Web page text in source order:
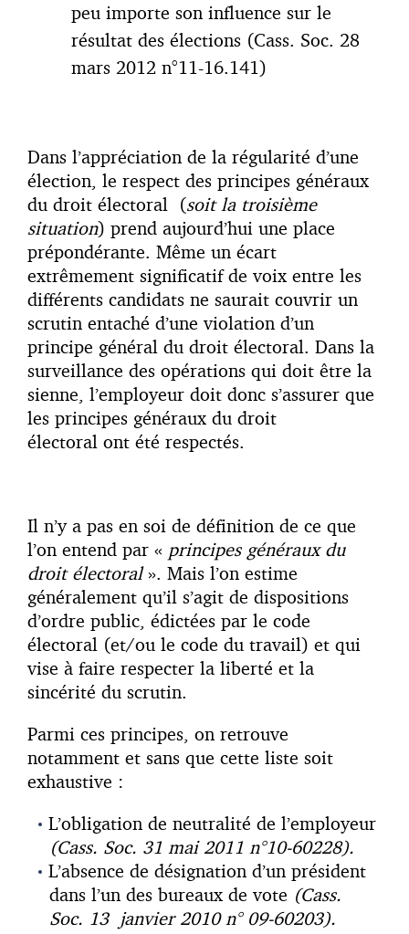
peu importe son influence sur le
résultat des élections (Cass. Soc. 28
mars 2012 n°11-16.141)
Dans l’appréciation de la régularité d’une
élection, le respect des principes généraux
du droit électoral (soit la troisième
situation) prend aujourd’hui une place
prépondérante. Même un écart
extrêmement significatif de voix entre les
différents candidats ne saurait couvrir un
scrutin entaché d’une violation d’un
principe général du droit électoral. Dans la
surveillance des opérations qui doit être la
sienne, l’employeur doit donc s’assurer que
les principes généraux du droit
électoral ont été respectés.
Il n’y a pas en soi de définition de ce que
l’on entend par « principes généraux du
droit électoral». Mais l’on estime
généralement qu’il s’agit de dispositions
d’ordre public, édictées par le code
électoral (et/ou le code du travail) et qui
vise à faire respecter la liberté et la
sincérité du scrutin.
Parmi ces principes, on retrouve
notamment et sans que cette liste soit
exhaustive :
L’obligation de neutralité de l’employeur
(Cass. Soc. 31 mai 2011 n°10-60228).
L’absence de désignation d’un président
dans l’un des bureaux de vote (Cass.
Soc. 13 janvier 2010 n° 09-60203).